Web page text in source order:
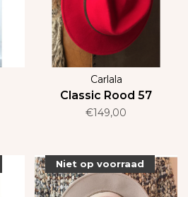
Carlala
Classic Rood 57
€149,00
Niet op voorraad